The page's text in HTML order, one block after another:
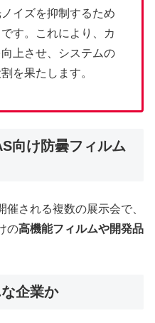
イズを抑制するため
す。これにより、カ
上させ、システムの
を果たします。
向け防曇フィルム
される複数の展示会で、
の高機能フィルムや開発品
企業か